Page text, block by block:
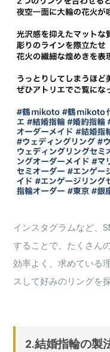
インスタグラムなど、
することで、たくさん
効率よく、求めている
スして好みのリングを
2.結婚指輪の製